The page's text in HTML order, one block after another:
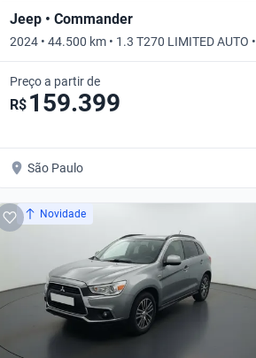
Jeep • Commander
2024 • 44.500 km • 1.3 T270 LIMITED AUTO •
Automático
Preço a partir de
R$ 159.399
São Paulo
Novidade